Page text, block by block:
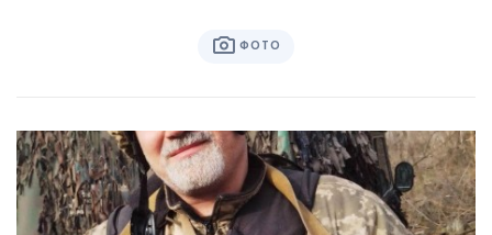
ФОТО